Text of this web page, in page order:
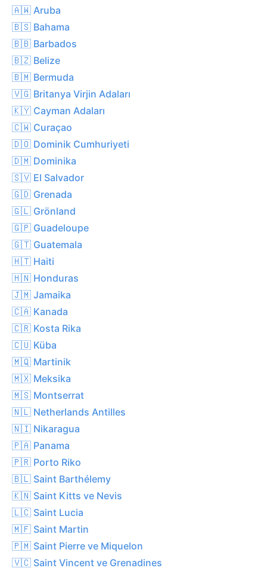
🇦🇼 Aruba
🇧🇸 Bahama
🇧🇧 Barbados
🇧🇿 Belize
🇧🇲 Bermuda
🇻🇬 Britanya Virjin Adaları
🇰🇾 Cayman Adaları
🇨🇼 Curaçao
🇩🇴 Dominik Cumhuriyeti
🇩🇲 Dominika
🇸🇻 El Salvador
🇬🇩 Grenada
🇬🇱 Grönland
🇬🇵 Guadeloupe
🇬🇹 Guatemala
🇭🇹 Haiti
🇭🇳 Honduras
🇯🇲 Jamaika
🇨🇦 Kanada
🇨🇷 Kosta Rika
🇨🇺 Küba
🇲🇶 Martinik
🇲🇽 Meksika
🇲🇸 Montserrat
🇳🇱 Netherlands Antilles
🇳🇮 Nikaragua
🇵🇦 Panama
🇵🇷 Porto Riko
🇧🇱 Saint Barthélemy
🇰🇳 Saint Kitts ve Nevis
🇱🇨 Saint Lucia
🇲🇫 Saint Martin
🇵🇲 Saint Pierre ve Miquelon
🇻🇨 Saint Vincent ve Grenadines